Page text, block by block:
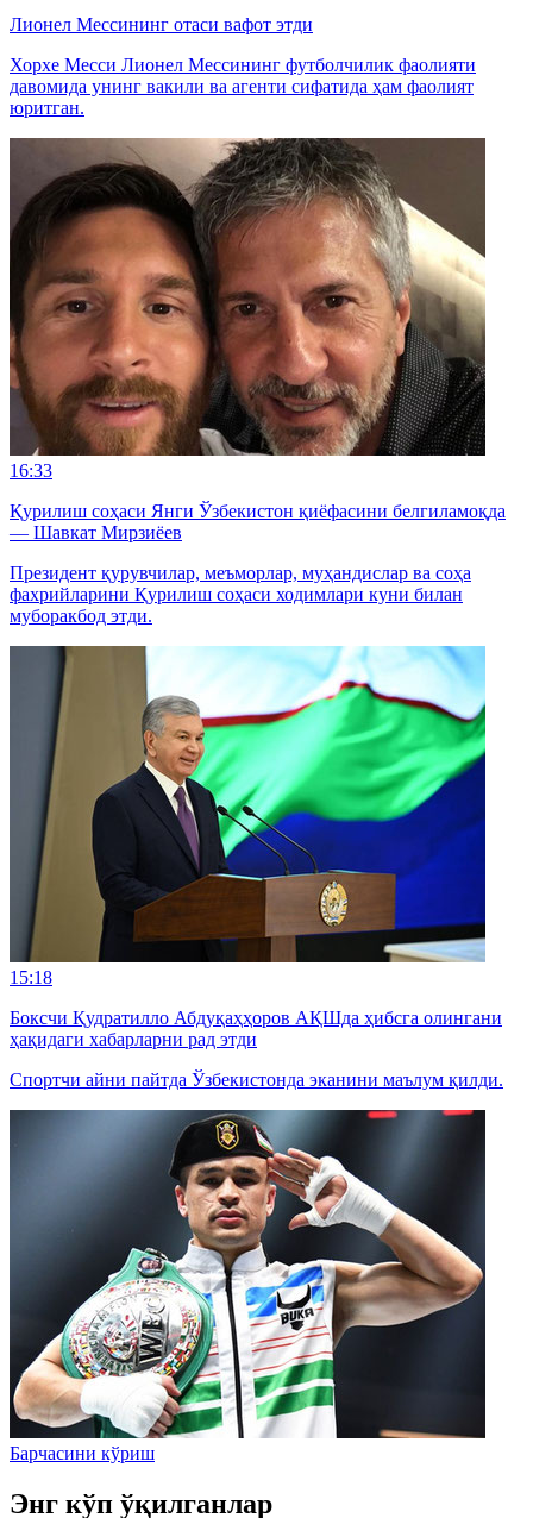
Лионел Мессининг отаси вафот этди
Хорхе Месси Лионел Мессининг футболчилик фаолияти
давомида унинг вакили ва агенти сифатида ҳам фаолият
юритган.
16:33
Қурилиш соҳаси Янги Ўзбекистон қиёфасини белгиламоқда
— Шавкат Мирзиёев
Президент қурувчилар, меъморлар, муҳандислар ва соҳа
фахрийларини Қурилиш соҳаси ходимлари куни билан
муборакбод этди.
15:18
Боксчи Қудратилло Абдуқаҳҳоров АҚШда ҳибсга олингани
ҳақидаги хабарларни рад этди
Спортчи айни пайтда Ўзбекистонда эканини маълум қилди.
Барчасини кўриш
Энг кўп ўқилганлар